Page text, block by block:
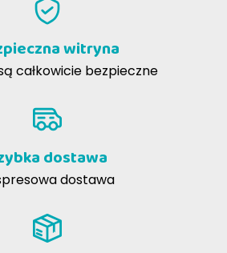
witryna
całkowicie bezpieczne
dostawa
dostawa